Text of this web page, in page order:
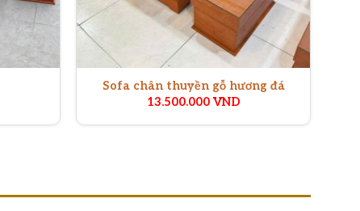
Sofa chân thuyền gỗ hương đá
13.500.000 VND